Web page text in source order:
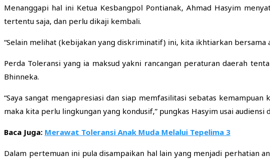
Menanggapi hal ini Ketua Kesbangpol Pontianak, Ahmad Hasyim
tertentu saja, dan perlu dikaji kembali.
“Selain melihat (kebijakan yang diskriminatif) ini, kita ikhtiarkan bersama
Perda Toleransi yang ia maksud yakni rancangan peraturan daerah
Bhinneka.
“Saya sangat mengapresiasi dan siap memfasilitasi sebatas
maka kita perlu lingkungan yang kondusif,” pungkas Hasyim usai audiensi
Baca Juga: Merawat Toleransi Anak Muda Melalui Tepelima 3
Dalam pertemuan ini pula disampaikan hal lain yang menjadi perhatian